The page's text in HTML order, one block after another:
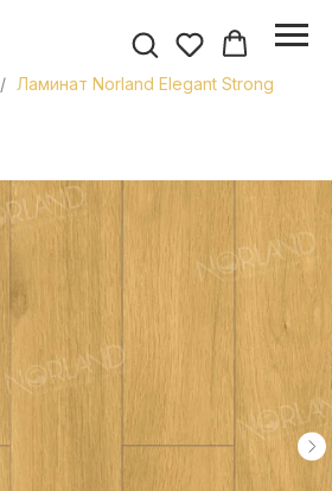
Ламинат Norland Elegant Strong